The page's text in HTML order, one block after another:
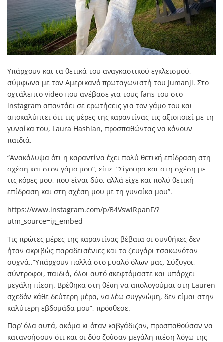
Υπάρχουν και τα θετικά του αναγκαστικού εγκλεισμού,
σύμφωνα με τον Αμερικανό πρωταγωνιστή του Jumanji. Στο
οχτάλεπτο video που ανέβασε για τους fans του στο
instagram απαντάει σε ερωτήσεις για τον γάμο του και
αποκαλύπτει ότι τις μέρες της καραντίνας τις αξιοποιεί με τη
γυναίκα του, Laura Hashian, προσπαθώντας να κάνουν
παιδιά.
“Ανακάλυψα ότι η καραντίνα έχει πολύ θετική επίδραση στη
σχέση και στον γάμο μου”, είπε. “Σίγουρα και στη σχέση με
τις κόρες μου, που είναι δύο, αλλά είχε και πολύ θετική
επίδραση και στη σχέση μου με τη γυναίκα μου”.
https://www.instagram.com/p/B4VswlRpanF/?
utm_source=ig_embed
Τις πρώτες μέρες της καραντίνας βέβαια οι συνθήκες δεν
ήταν ακριβώς παραδεισένιες και το ζευγάρι τσακωνόταν
συχνά..”Υπάρχουν πολλά στο μυαλό όλων μας. Σύζυγοι,
σύντροφοι, παιδιά, όλοι αυτό σκεφτόμαστε και υπάρχει
μεγάλη πίεση. Βρέθηκα στη θέση να απολογούμαι στη Lauren
σχεδόν κάθε δεύτερη μέρα, να λέω συγγνώμη, δεν είμαι στην
καλύτερη εβδομάδα μου”, πρόσθεσε.
Παρ’ όλα αυτά, ακόμα κι όταν καβγάδιζαν, προσπαθούσαν να
κατανοήσουν ότι και οι δύο ζούσαν μεγάλη πιέση λόγω της